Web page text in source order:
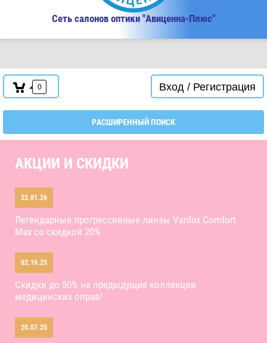
Сеть салонов оптики "Авиценна-Плюс"
0 Вход / Регистрация
РАСШИРЕННЫЙ ПОИСК
АКЦИИ И СКИДКИ
22.01.26
Легендарные прогрессивные линзы Varilux Comfort
Max со скидкой 20%
02.10.25
Скидки до 50% на предыдущие коллекции
медицинских оправ!
20.07.25